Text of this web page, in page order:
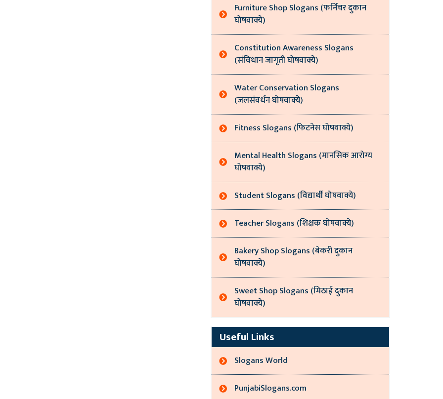
Furniture Shop Slogans (फर्निचर दुकान
घोषवाक्ये)
Constitution Awareness Slogans
(संविधान जागृती घोषवाक्ये)
Water Conservation Slogans
(जलसंवर्धन घोषवाक्ये)
Fitness Slogans (फिटनेस घोषवाक्ये)
Mental Health Slogans (मानसिक आरोग्य
घोषवाक्ये)
Student Slogans (विद्यार्थी घोषवाक्ये)
Teacher Slogans (शिक्षक घोषवाक्ये)
Bakery Shop Slogans (बेकरी दुकान
घोषवाक्ये)
Sweet Shop Slogans (मिठाई दुकान
घोषवाक्ये)
Useful Links
Slogans World
PunjabiSlogans.com